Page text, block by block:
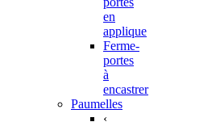
en
applique
Ferme-
portes
à
encastrer
Paumelles
‹